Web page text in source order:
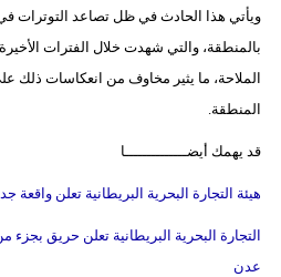
ويأتي هذا الحادث في ظل تصاعد التوترات في
بالمنطقة، والتي شهدت خلال الفترات
الملاحة، ما يثير مخاوف من انعكاسات ذلك
المنطقة.
قد يهمك أيضــــــــــــــا
هيئة التجارة البحرية البريطانية تعلن
التجارة البحرية البريطانية تعلن حريق
عدن